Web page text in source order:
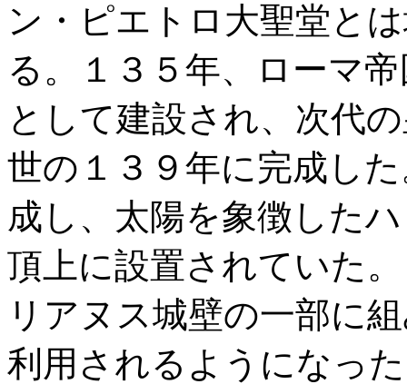
ン・ピエトロ大聖堂と
る。１３５年、ローマ
として建設され、次代
世の１３９年に完成し
成し、太陽を象徴した
頂上に設置されていた
リアヌス城壁の一部に
利用されるようになっ